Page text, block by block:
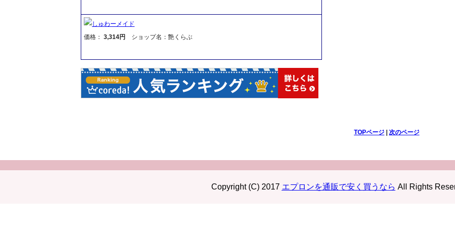
しゅわーメイド
価格： 3,314円 ショップ名：艶くらぶ
TOPページ| 次のページ
Copyright (C) 2017 エプロンを通販で安く買うなら All Rights